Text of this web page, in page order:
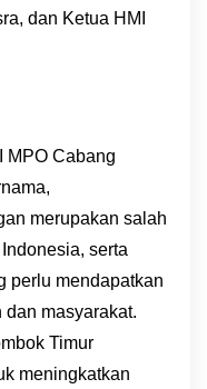
dan Ketua HMI
MPO Cabang
merupakan salah
serta
perlu mendapatkan
masyarakat.
Timur
meningkatkan